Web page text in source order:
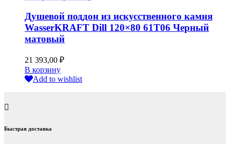
Душевой поддон из искусственного камня
WasserKRAFT Dill 120×80 61T06 Черный
матовый
21 393,00 ₽
В корзину
Add to wishlist
Быстрая доставка